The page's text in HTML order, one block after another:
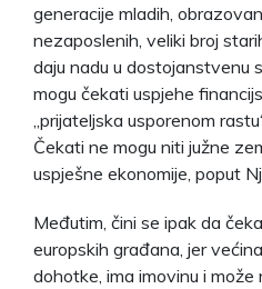
generacije mladih,
nezaposlenih, veliki broj
daju nadu u dostojanstvenu
mogu čekati uspjehe
„prijateljska usporenom
Čekati ne mogu niti južne
uspješne ekonomije, poput
Međutim, čini se ipak da
europskih građana, jer
dohotke, ima imovinu i